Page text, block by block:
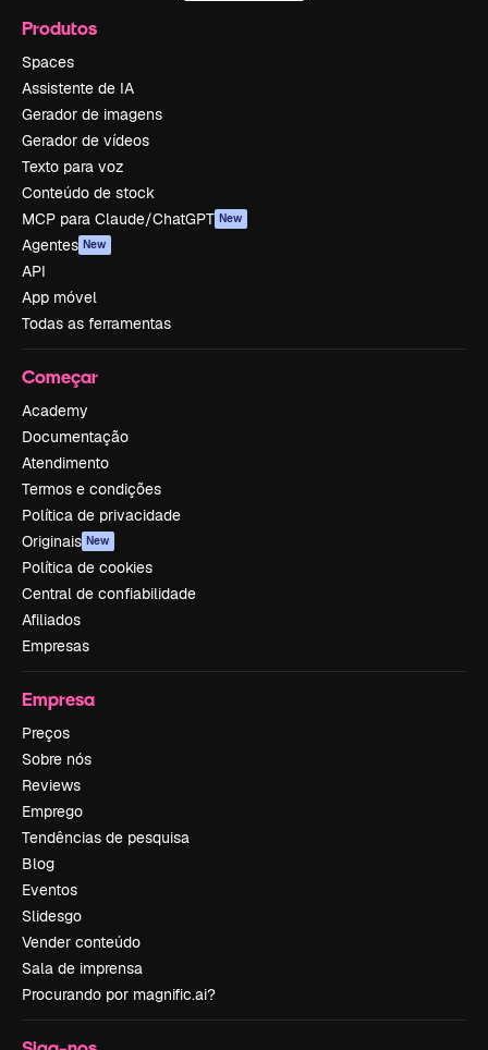
Produtos
Spaces
Assistente de IA
Gerador de imagens
Gerador de vídeos
Texto para voz
Conteúdo de stock
MCP para Claude/ChatGPT New
Agentes New
API
App móvel
Todas as ferramentas
Começar
Academy
Documentação
Atendimento
Termos e condições
Política de privacidade
Originais New
Política de cookies
Central de confiabilidade
Afiliados
Empresas
Empresa
Preços
Sobre nós
Reviews
Emprego
Tendências de pesquisa
Blog
Eventos
Slidesgo
Vender conteúdo
Sala de imprensa
Procurando por magnific.ai?